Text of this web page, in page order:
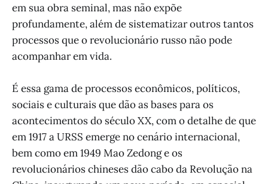
em sua obra seminal, mas não expõe
profundamente, além de sistematizar outros tantos
processos que o revolucionário russo não pode
acompanhar em vida.
É essa gama de processos econômicos, políticos,
sociais e culturais que dão as bases para os
acontecimentos do século XX, com o detalhe de que
em 1917 a URSS emerge no cenário internacional,
bem como em 1949 Mao Zedong e os
revolucionários chineses dão cabo da Revolução na